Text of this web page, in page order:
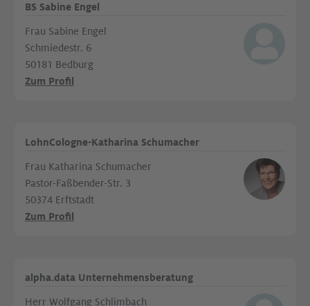
BS Sabine Engel
Frau Sabine Engel
Schmiedestr. 6
50181 Bedburg
Zum Profil
LohnCologne-Katharina Schumacher
Frau Katharina Schumacher
Pastor-Faßbender-Str. 3
50374 Erftstadt
Zum Profil
alpha.data Unternehmensberatung
Herr Wolfgang Schlimbach